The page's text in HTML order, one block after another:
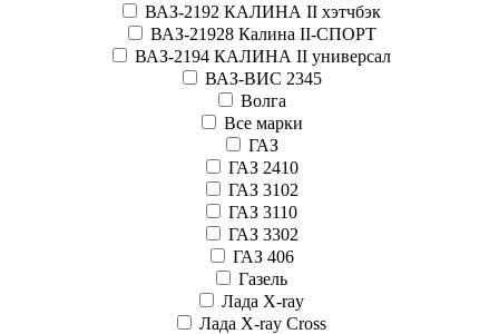
ВАЗ-2192 КАЛИНА II хэтчбэк
ВАЗ-21928 Калина II-СПОРТ
ВАЗ-2194 КАЛИНА II универсал
ВАЗ-ВИС 2345
Волга
Все марки
ГАЗ
ГАЗ 2410
ГАЗ 3102
ГАЗ 3110
ГАЗ 3302
ГАЗ 406
Газель
Лада X-ray
Лада X-ray Cross